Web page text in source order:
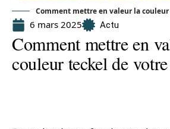
Comment mettre en valeur la
6 mars 2025 Actu
Comment mettre en
couleur teckel de